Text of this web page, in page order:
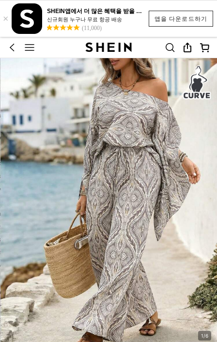
앱을 다운로드하기
×
SHEIN앱에서 더 많은 혜택을 받을 수 있어요.
신규회원 누구나 무료 항공 배송
(11,000)
1/6